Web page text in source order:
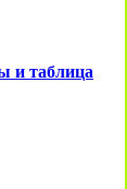
и таблица